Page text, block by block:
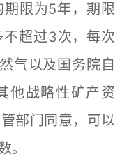
限为5年，期限
超过3次，每次
气以及国务院自
他战略性矿产资
部门同意，可以
。